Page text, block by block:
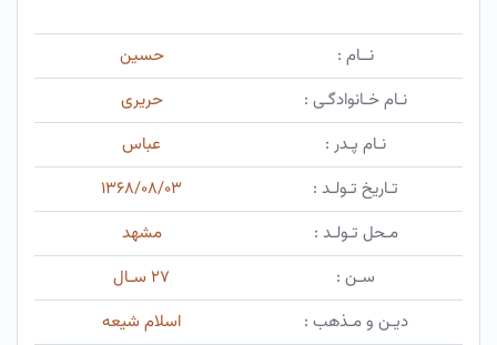
نــام :
حسین
نـام خـانوادگـی :
حریری
نـام پـدر :
عباس
تـاریخ تـولـد :
۱۳۶۸/۰۸/۰۳
مـحل تـولـد :
مشهد
سـن :
۲۷ سـال
دیـن و مـذهب :
اسلام شیعه